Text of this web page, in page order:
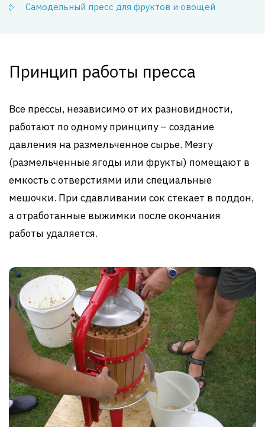
Самодельный пресс для фруктов и овощей
Принцип работы пресса
Все прессы, независимо от их разновидности,
работают по одному принципу – создание
давления на размельченное сырье. Мезгу
(размельченные ягоды или фрукты) помещают в
емкость с отверстиями или специальные
мешочки. При сдавливании сок стекает в поддон,
а отработанные выжимки после окончания
работы удаляется.